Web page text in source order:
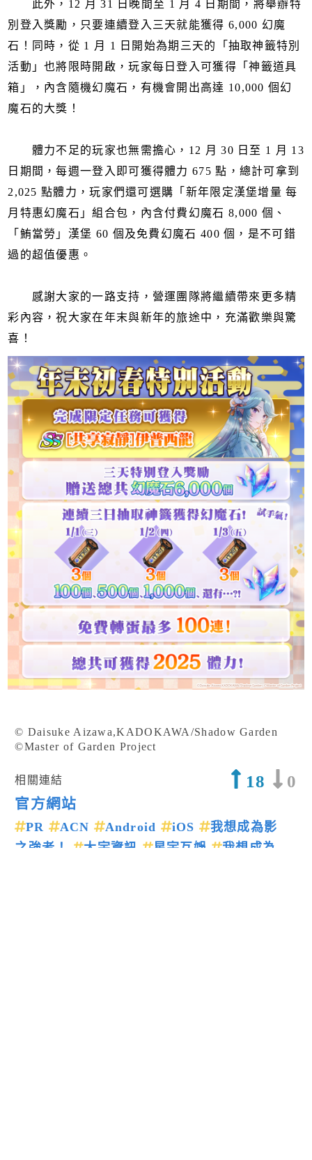
此外，12 月 31 日晚間至 1 月 4 日期間，將舉辦特
別登入獎勵，只要連續登入三天就能獲得 6,000 幻魔
石！同時，從 1 月 1 日開始為期三天的「抽取神籤特別
活動」也將限時開啟，玩家每日登入可獲得「神籤道具
箱」，內含隨機幻魔石，有機會開出高達 10,000 個幻
魔石的大獎！
體力不足的玩家也無需擔心，12 月 30 日至 1 月 13
日期間，每週一登入即可獲得體力 675 點，總計可拿到
2,025 點體力，玩家們還可選購「新年限定漢堡增量 每
月特惠幻魔石」組合包，內含付費幻魔石 8,000 個、
「鮪當勞」漢堡 60 個及免費幻魔石 400 個，是不可錯
過的超值優惠。
感謝大家的一路支持，營運團隊將繼續帶來更多精
彩內容，祝大家在年末與新年的旅途中，充滿歡樂與驚
喜！
© Daisuke Aizawa,KADOKAWA/Shadow Garden
©Master of Garden Project
相關連結
官方網站
18 0
PR ACN Android iOS
我想成為影
之強者！
大宇資訊 星宇互娛
我想成為